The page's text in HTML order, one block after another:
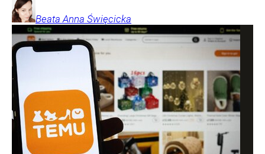
Beata Anna Święcicka